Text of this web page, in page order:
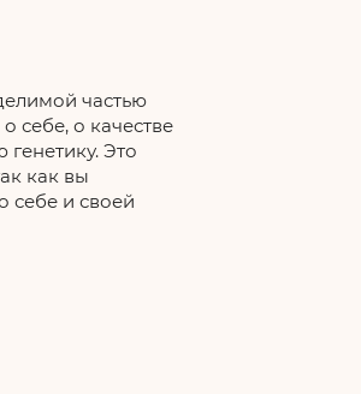
частью
себе, о качестве
Это
как вы
себе и своей